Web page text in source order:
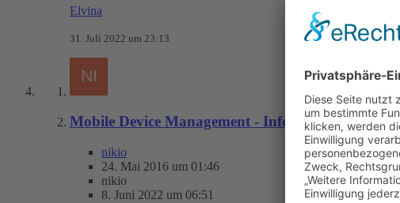
Elvina
31. Juli 2022 um 23:13
Mobile Device Management - Infos 5
nikio
24. Mai 2016 um 01:46
nikio
8. Juni 2022 um 06:51